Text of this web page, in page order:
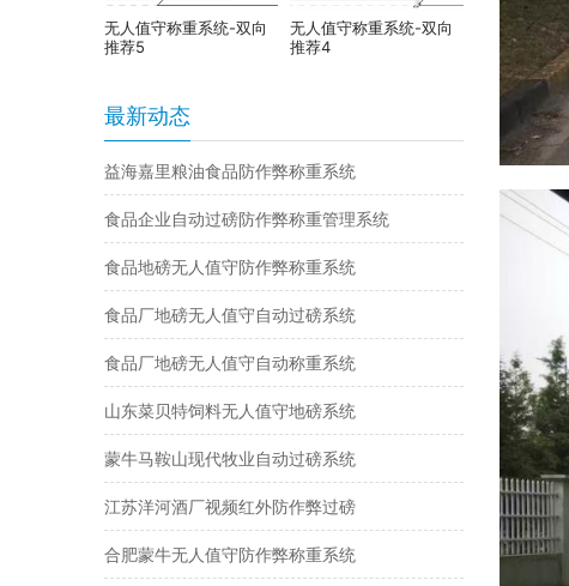
无人值守称重系统-双向
推荐5
无人值守称重系统-双向
推荐4
最新动态
益海嘉里粮油食品防作弊称重系统
食品企业自动过磅防作弊称重管理系统
食品地磅无人值守防作弊称重系统
食品厂地磅无人值守自动过磅系统
食品厂地磅无人值守自动称重系统
山东菜贝特饲料无人值守地磅系统
蒙牛马鞍山现代牧业自动过磅系统
江苏洋河酒厂视频红外防作弊过磅
合肥蒙牛无人值守防作弊称重系统